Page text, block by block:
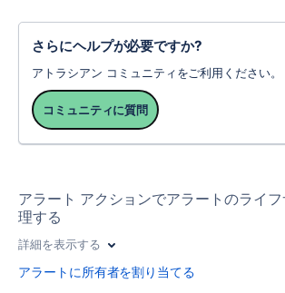
さらにヘルプが必要ですか?
アトラシアン コミュニティをご利用ください。
コミュニティに質問
アラート アクションでアラートのライ
理する
詳細を表示する
アラートに所有者を割り当てる